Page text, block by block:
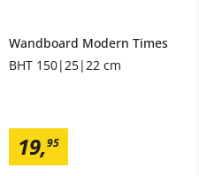
Wandboard Modern Times
BHT 150|25|22 cm
19,95